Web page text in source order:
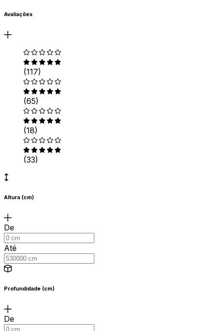
Avaliações
(117)
(65)
(18)
(33)
Altura (cm)
De
Até
Profundidade (cm)
De